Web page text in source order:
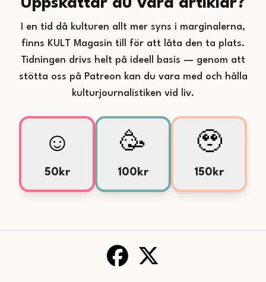
Uppskattar du våra artiklar?
I en tid då kulturen allt mer syns i marginalerna,
finns KULT Magasin till för att låta den ta plats.
Tidningen drivs helt på ideell basis — genom att
stötta oss på Patreon kan du vara med och hålla
kulturjournalistiken vid liv.
☺️
50kr
🥳
100kr
🥹
150kr